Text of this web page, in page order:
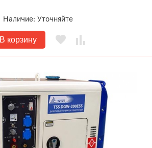
Наличие: Уточняйте
В корзину